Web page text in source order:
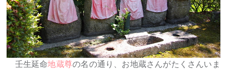
壬生延命地蔵尊の名の通り、お地蔵さんがたくさんいま